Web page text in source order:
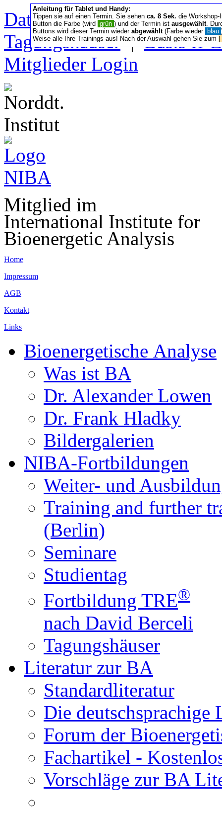
Datenschutz/Nutzung|
Tagungshäuser|Basis
Mitglieder Login
Mitglied im
International Institute for
Bioenergetic Analysis
Home
Impressum
AGB
Kontakt
Links
Bioenergetische Analyse
Was ist BA
Dr. Alexander Lowen
Dr. Frank Hladky
Bildergalerien
NIBA-Fortbildungen
Weiter- und
Training and further
(Berlin)
Seminare
Studientag
Fortbildung TRE®
nach David Berceli
Tagungshäuser
Literatur zur BA
Standardliteratur
Die
Forum der
Fachartikel -
Vorschläge zur BA
Anleitung für Tablet und Handy:
Tippen sie auf einen Termin. Sie sehen ca. 8 Sek. die Workshop-
Button die Farbe (wird grün ) und der Termin ist ausgewählt.
Buttons wird dieser Termin wieder abgewählt(Farbe wieder blau
Weise alle Ihre Trainings aus! Nach der Auswahl gehen Sie zum